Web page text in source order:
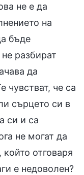
не е да
на
бъде
разбират
да
чувстват, че са
сърцето си в
си и са
не могат да
отговаря
е недоволен?